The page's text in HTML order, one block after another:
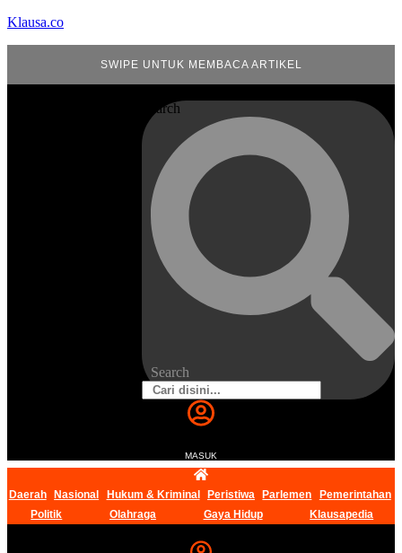
Klausa.co
SWIPE UNTUK MEMBACA ARTIKEL
Search
Search
MASUK
Daerah Nasional Hukum & Kriminal Peristiwa Parlemen
Pemerintahan
Politik
Olahraga Gaya Hidup Klausapedia